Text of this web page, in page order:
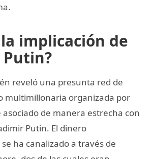
la implicación de
reveló una presunta red de
multimillonaria organizada por
de manera estrecha con
Putin. El dinero
ha canalizado a través de